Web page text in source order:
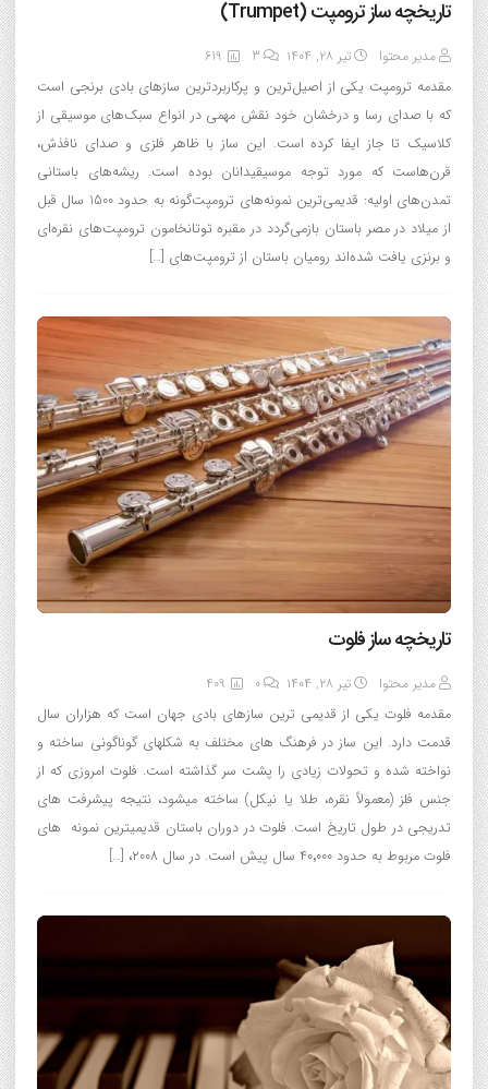
تاریخچه ساز ترومپت (Trumpet)
مدیر محتوا تیر ۲۸, ۱۴۰۴ 3
619
مقدمه ترومپت یکی از اصیل‌ترین و پرکاربردترین سازهای بادی برنجی است
که با صدای رسا و درخشان خود نقش مهمی در انواع سبک‌های موسیقی از
کلاسیک تا جاز ایفا کرده است. این ساز با ظاهر فلزی و صدای نافذش،
قرن‌هاست که مورد توجه موسیقیدانان بوده است. ریشه‌های باستانی
تمدن‌های اولیه: قدیمی‌ترین نمونه‌های ترومپت‌گونه به حدود 1500 سال قبل
از میلاد در مصر باستان بازمی‌گردد در مقبره توتانخامون ترومپت‌های نقره‌ای
و برنزی یافت شده‌اند رومیان باستان از ترومپت‌های […]
تاریخچه ساز فلوت
مدیر محتوا تیر ۲۸, ۱۴۰۴ 0
409
مقدمه فلوت یکی از قدیمی ترین سازهای بادی جهان است که هزاران سال
قدمت دارد. این ساز در فرهنگ های مختلف به شکلهای گوناگونی ساخته و
نواخته شده و تحولات زیادی را پشت سر گذاشته است. فلوت امروزی که از
جنس فلز (معمولاً نقره، طلا یا نیکل) ساخته میشود، نتیجه پیشرفت های
تدریجی در طول تاریخ است. فلوت در دوران باستان قدیمیترین نمونه های
فلوت مربوط به حدود ۴۰٬۰۰۰ سال پیش است. در سال ۲۰۰۸، […]